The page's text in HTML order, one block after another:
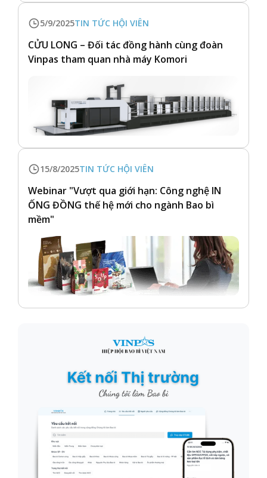
5/9/2025TIN TỨC HỘI VIÊN
CỬU LONG – Đối tác đồng hành cùng đoàn
Vinpas tham quan nhà máy Komori
15/8/2025TIN TỨC HỘI VIÊN
Webinar "Vượt qua giới hạn: Công nghệ IN
ỐNG ĐỒNG thế hệ mới cho ngành Bao bì
mềm"